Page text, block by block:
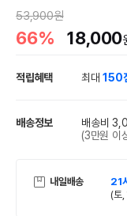
53,900원
66% 18,000
적립혜택 최대150
배송정보 배송비
(3만원 이
내일배송 21
(토,